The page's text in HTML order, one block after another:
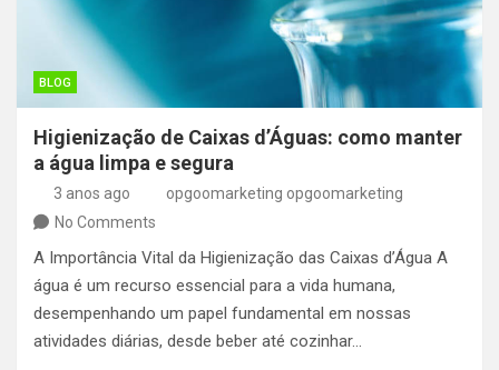
BLOG
Higienização de Caixas d’Águas: como manter
a água limpa e segura
3 anos ago
opgoomarketing opgoomarketing
No Comments
A Importância Vital da Higienização das Caixas d’Água A
água é um recurso essencial para a vida humana,
desempenhando um papel fundamental em nossas
atividades diárias, desde beber até cozinhar…